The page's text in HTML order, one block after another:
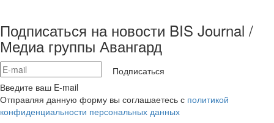
Подписаться на новости BIS Journal /
Медиа группы Авангард
Подписаться
Введите ваш E-mail
Отправляя данную форму вы соглашаетесь с политикой
конфиденциальности персональных данных